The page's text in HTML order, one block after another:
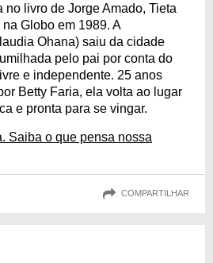
no livro de Jorge Amado, Tieta
Globo em 1989. A
Ohana) saiu da cidade
pelo pai por conta do
e independente. 25 anos
Betty Faria, ela volta ao lugar
e pronta para se vingar.
Saiba o que pensa nossa
COMPARTILHAR